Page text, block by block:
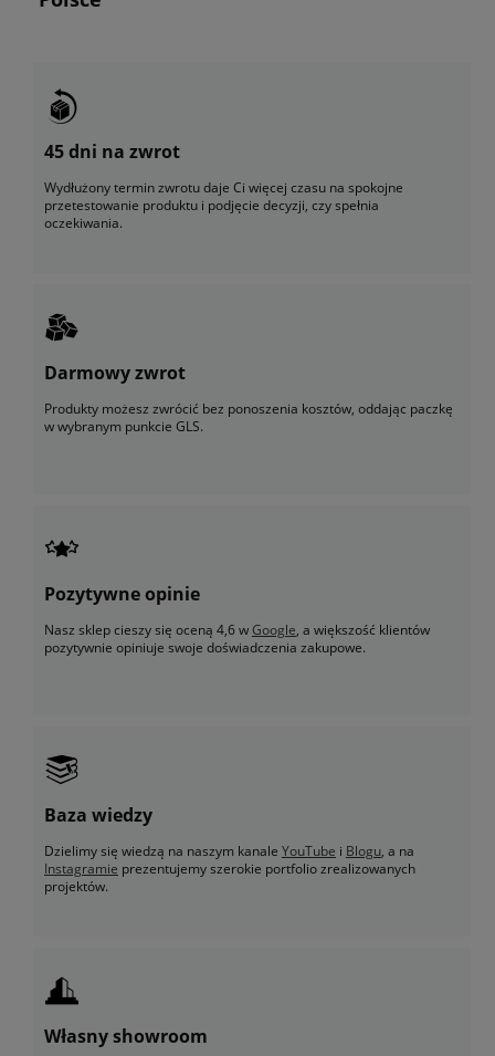
45 dni na zwrot
Wydłużony termin zwrotu daje Ci więcej czasu na spokojne
przetestowanie produktu i podjęcie decyzji, czy spełnia
oczekiwania.
Darmowy zwrot
Produkty możesz zwrócić bez ponoszenia kosztów, oddając paczkę
w wybranym punkcie GLS.
Pozytywne opinie
Nasz sklep cieszy się oceną 4,6 wGoogle, a większość klientów
pozytywnie opiniuje swoje doświadczenia zakupowe.
Baza wiedzy
Dzielimy się wiedzą na naszym kanale YouTube i Blogu, a na
Instagramie prezentujemy szerokie portfolio zrealizowanych
projektów.
Własny showroom